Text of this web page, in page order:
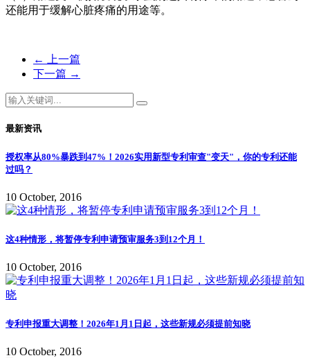
还能用于缓解心脏疼痛的用途等。
←
上一篇
下一篇 →
最新资讯
授权率从80%暴跌到47%！2026实用新型专利审查"变天"，你的专利还能
过吗？
10 October, 2016
这4种情形，将暂停专利申请预审服务3到12个月！
10 October, 2016
专利申报重大调整！2026年1月1日起，这些新规必须提前知晓
10 October, 2016